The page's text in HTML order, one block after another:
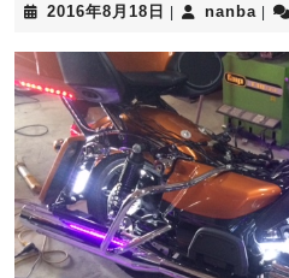
2016年8月18日 2016
8
月
18
日
nanba